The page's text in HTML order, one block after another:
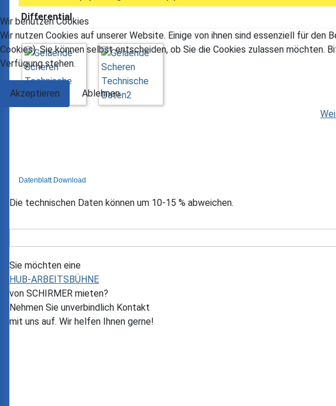
Differential
Datenblatt Download
Die technischen Daten können um 10-15 % abweichen.
Sie möchten eine
HUB-ARBEITSBÜHNE
von SCHIRMER mieten?
Nehmen Sie unverbindlich Kontakt
mit uns auf. Wir helfen Ihnen gerne!
Wir benutzen Cookies
Wir nutzen Cookies auf unserer Website. Einige von ihnen sind essenziell für
Cookies). Sie können selbst entscheiden, ob Sie die Cookies zulassen
Verfügung stehen.
Akzeptieren
Ablehnen